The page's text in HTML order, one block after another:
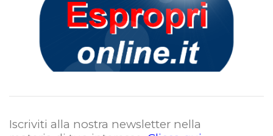
Iscriviti alla nostra newsletter nella